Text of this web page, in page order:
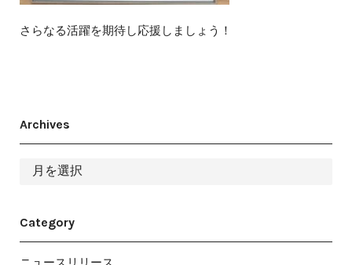
さらなる活躍を期待し応援しましょう！
Archives
Category
ニュースリリース